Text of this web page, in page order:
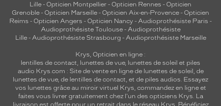
Lille - Opticien Montpellier - Opticien Rennes - Opticien
Grenoble - Opticien Marseille - Opticien Aix-en-Provence - Opticien
Reims - Opticien Angers - Opticien Nancy - Audioprothésiste Paris -
Audioprothésiste Toulouse- Audioprothésiste
Lille- Audioprothésiste Strasbourg - Audioprothésiste Marseille
Krys, Opticien en ligne :
lentilles de contact, lunettes de vue, lunettes de soleil et piles
audio Krys.com : Site de vente en ligne de lunettes de soleil, de
lunettes de vue, de lentilles de contact, et de piles audios. Essayez
vos lunettes grâce au miroir virtuel Krys, commandez en ligne et
faites vous livrer gratuitement chez l'un des opticiens Krys. La
livraison est offerte pour un retrait dans le réseau Krys. Bénéficiez